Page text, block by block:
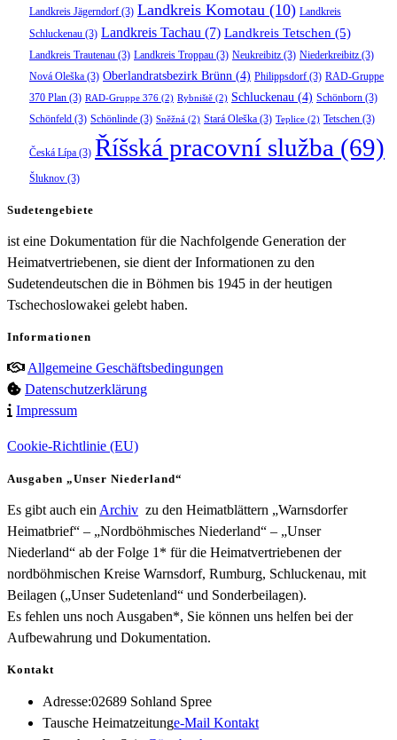
Landkreis Jägerndorf (3) Landkreis Komotau (10) Landkreis
Schluckenau (3) Landkreis Tachau (7) Landkreis Tetschen (5)
Landkreis Trautenau (3) Landkreis Troppau (3) Neukreibitz (3) Niederkreibitz (3)
Nová Oleška (3) Oberlandratsbezirk Brünn (4) Philippsdorf (3) RAD-Gruppe
370 Plan (3) RAD-Gruppe 376 (2) Rybniště (2) Schluckenau (4) Schönborn (3)
Schönfeld (3) Schönlinde (3) Sněžná (2) Stará Oleška (3) Teplice (2) Tetschen (3)
Česká Lípa (3) Říšská pracovní služba (69)
Šluknov (3)
Sudetengebiete
ist eine Dokumentation für die Nachfolgende Generation der
Heimatvertriebenen, sie dient der Informationen zu den
Sudetendeutschen die in Böhmen bis 1945 in der heutigen
Tschechoslowakei gelebt haben.
Informationen
Allgemeine Geschäftsbedingungen
Datenschutzerklärung
Impressum
Cookie-Richtlinie (EU)
Ausgaben „Unser Niederland“
Es gibt auch ein Archiv zu den Heimatblättern „Warnsdorfer
Heimatbrief“ – „Nordböhmisches Niederland“ – „Unser
Niederland“ ab der Folge 1* für die Heimatvertriebenen der
nordböhmischen Kreise Warnsdorf, Rumburg, Schluckenau, mit
Beilagen („Unser Sudetenland“ und Sonderbeilagen).
Es fehlen uns noch Ausgaben*, Sie können uns helfen bei der
Aufbewahrung und Dokumentation.
Kontakt
Adresse:02689 Sohland Spree
Tausche Heimatzeitunge-Mail KontaktOpens